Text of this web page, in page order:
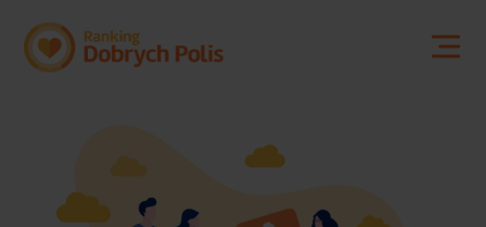
Kontakt